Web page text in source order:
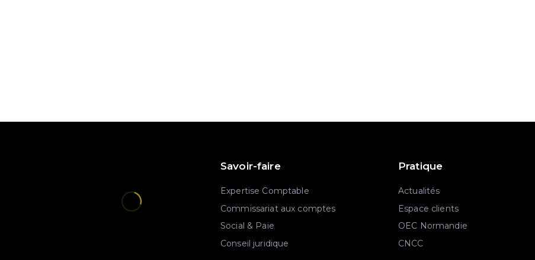
Savoir-faire
Expertise Comptable
Commissariat aux comptes
Social & Paie
Conseil juridique
Pratique
Actualités
Espace clients
OEC Normandie
CNCC